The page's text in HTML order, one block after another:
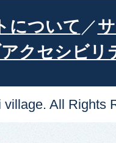
について
クセシビリ
village. All Rights